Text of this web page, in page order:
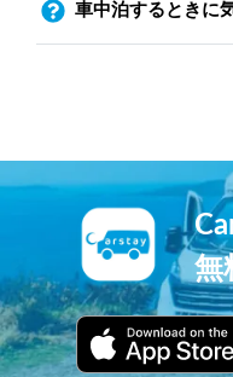
車中泊するときに
無